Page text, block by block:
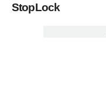
StopLock